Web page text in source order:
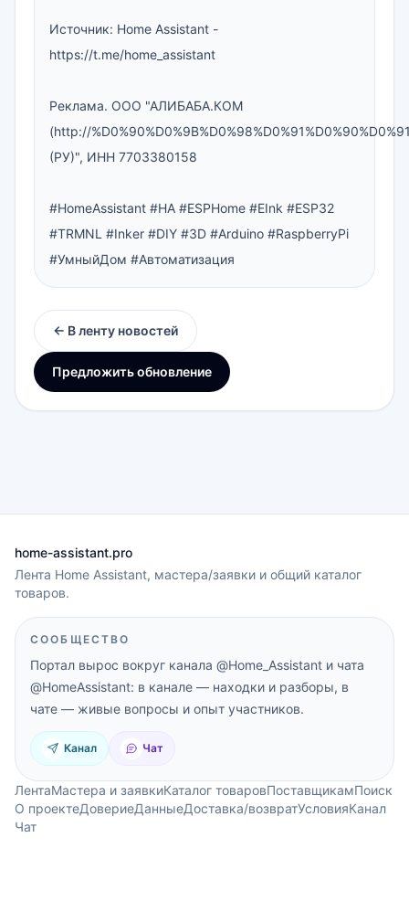
Источник: Home Assistant -
https://t.me/home_assistant
Реклама. ООО "АЛИБАБА.КОМ
(http://
(РУ)", ИНН 7703380158
#HomeAssistant #HA #ESPHome #EInk #ESP32
#TRMNL #Inker #DIY #3D #Arduino #RaspberryPi
#УмныйДом #Автоматизация
← В ленту новостей
Предложить обновление
home-assistant.pro
Лента Home Assistant, мастера/заявки и общий каталог
товаров.
СООБЩЕСТВО
Портал вырос вокруг канала @Home_Assistant и чата
@HomeAssistant: в канале — находки и разборы, в
чате — живые вопросы и опыт участников.
Канал Чат
ЛентаМастера и заявкиКаталог товаровПоставщикамПоиск
О проектеДовериеДанныеДоставка/возвратУсловияКанал
Чат